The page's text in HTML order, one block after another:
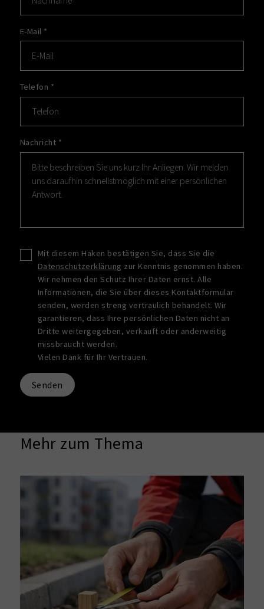
E-Mail *
Telefon *
Nachricht *
Mit diesem Haken bestätigen Sie, dass Sie die
Datenschutzerklärung zur Kenntnis genommen haben.
Wir nehmen den Schutz Ihrer Daten ernst. Alle
Informationen, die Sie über dieses Kontaktformular
senden, werden streng vertraulich behandelt. Wir
garantieren, dass Ihre persönlichen Daten nicht an
Dritte weitergegeben, verkauft oder anderweitig
missbraucht werden.
Vielen Dank für Ihr Vertrauen.
Senden
Mehr zum Thema